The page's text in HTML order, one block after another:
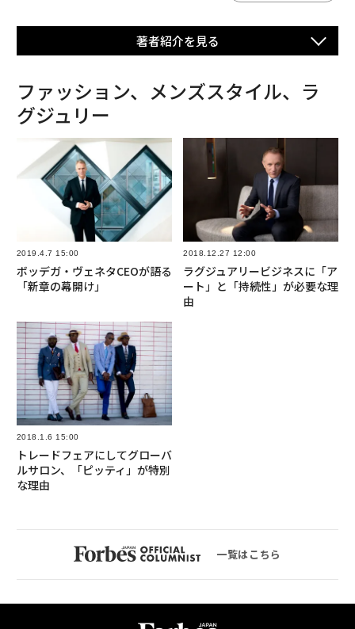
著者紹介を⾒る
ファッション、メンズスタイル、ラ
グジュリー
2019.4.7 15:00
ボッデガ・ヴェネタCEOが語る
「新章の幕開け」
2018.12.27 12:00
ラグジュアリービジネスに「ア
ート」と「持続性」が必要な理
由
2018.1.6 15:00
トレードフェアにしてグローバ
ルサロン、「ピッティ」が特別
な理由
一覧はこちら